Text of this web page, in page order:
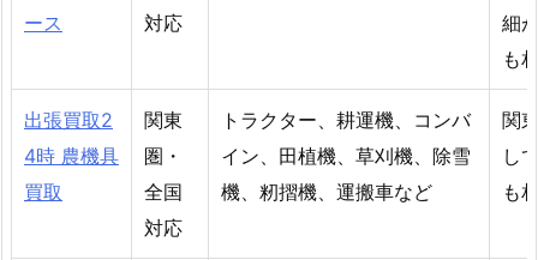
ース
対応
細
も
出張買取2
4時 農機具
買取
関東
圏・
全国
対応
トラクター、耕運機、コンバ
イン、田植機、草刈機、除雪
機、籾摺機、運搬車など
関
し
も